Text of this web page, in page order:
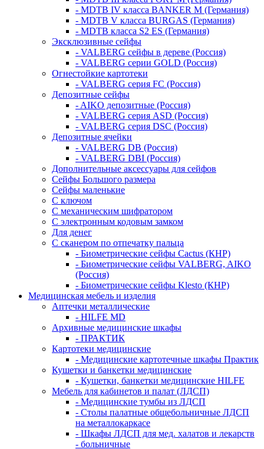
- MDTB IV класса BANKER M (Германия)
- MDTB V класса BURGAS (Германия)
- MDTB класса S2 ES (Германия)
Эксклюзивные сейфы
- VALBERG сейфы в дереве (Россия)
- VALBERG серии GOLD (Россия)
Огнестойкие картотеки
- VALBERG серия FC (Россия)
Депозитные сейфы
- AIKO депозитные (Россия)
- VALBERG серия ASD (Россия)
- VALBERG серия DSC (Россия)
Депозитные ячейки
- VALBERG DB (Россия)
- VALBERG DBI (Россия)
Дополнительные аксессуары для сейфов
Сейфы Большого размера
Сейфы маленькие
С ключом
С механическим шифратором
С электронным кодовым замком
Для денег
С сканером по отпечатку пальца
- Биометрические сейфы Cactus (КНР)
- Биометрические сейфы VALBERG, AIKO
(Россия)
- Биометрические сейфы Klesto (КНР)
Медицинская мебель и изделия
Аптечки металлические
- HILFE MD
Архивные медицинские шкафы
- ПРАКТИК
Картотеки медицинские
- Медицинские картотечные шкафы Практик
Кушетки и банкетки медицинские
- Кушетки, банкетки медицинские HILFE
Мебель для кабинетов и палат (ЛДСП)
- Медицинские тумбы из ЛДСП
- Столы палатные общебольничные ЛДСП
на металлокаркасе
- Шкафы ЛДСП для мед. халатов и лекарств
- больничные